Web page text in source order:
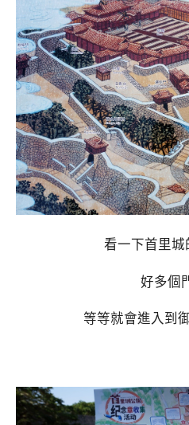
看一下首里城
好多個
等等就會進入到